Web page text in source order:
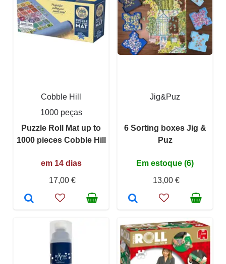
Cobble Hill
1000 peças
Puzzle Roll Mat up to
1000 pieces Cobble Hill
em 14 dias
17,00 €
Jig&Puz
6 Sorting boxes Jig &
Puz
Em estoque (6)
13,00 €